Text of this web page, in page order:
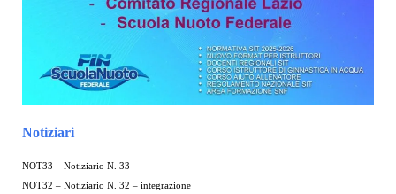
Notiziari
NOT33 – Notiziario N. 33
NOT32 – Notiziario N. 32 – integrazione